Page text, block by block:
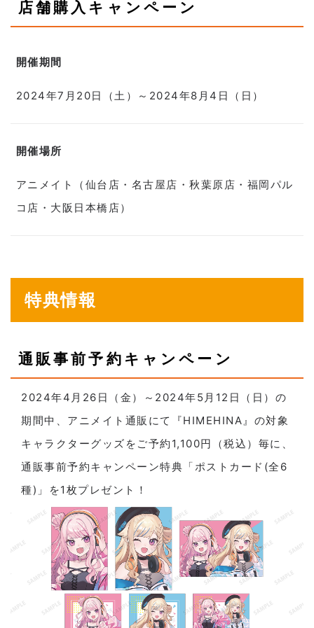
店舗購入キャンペーン
開催期間
2024年7月20日（土）～2024年8月4日（日）
開催場所
アニメイト（仙台店・名古屋店・秋葉原店・福岡パル
コ店・大阪日本橋店）
特典情報
通販事前予約キャンペーン
2024年4月26日（金）～2024年5月12日（日）の
期間中、アニメイト通販にて『HIMEHINA』の対象
キャラクターグッズをご予約1,100円（税込）毎に、
通販事前予約キャンペーン特典「ポストカード(全6
種)」を1枚プレゼント！